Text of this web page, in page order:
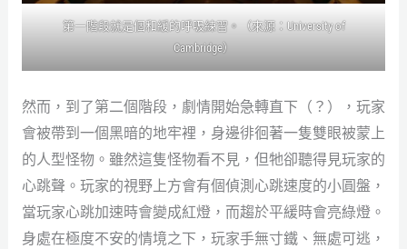
第一階段就是個和緩的呼吸練習。（來源：University of
Cambridge）
然而，到了第二個階段，劇情開始急轉直下（？），玩家
會被帶到一個黑暗的地牢裡，身邊徘徊著一隻雙眼被蒙上
的人型怪物。雖然這隻怪物看不見，但牠卻聽得見玩家的
心跳聲。玩家的視野上方會有個偵測心跳速度的小圓盤，
當玩家心跳加速時會變成紅燈，而趨於平緩時會亮綠燈。
身處在極度不安的情境之下，玩家手無寸鐵、無處可逃，